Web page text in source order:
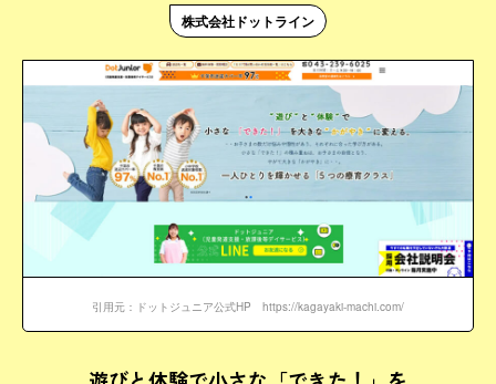
株式会社ドットライン
引用元：ドットジュニア公式HP https://kagayaki-machi.com/